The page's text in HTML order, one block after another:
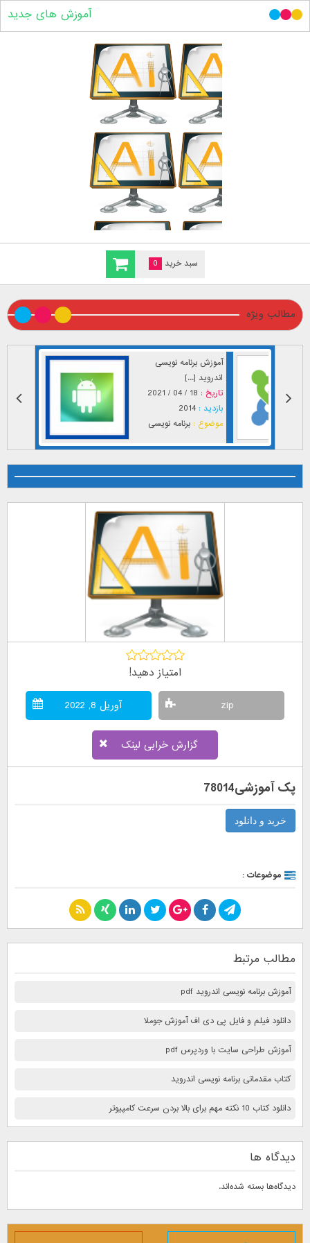
سبد خرید 0
آموزش های جدید
مطالب ویژه
آموزش برنامه نویسی
اندروید [...]
تاریخ : 18 / 04 / 2021
بازدید : 2014
موضوع : برنامه نویسی
امتیاز دهید!
zip آوریل 8, 2022
گزارش خرابی لینک
پک آموزشی78014
خرید و دانلود
موضوعات :
مطالب مرتبط
آموزش برنامه نویسی اندروید pdf
دانلود فیلم و فایل پی دی اف آموزش جوملا
آموزش طراحی سایت با وردپرس pdf
کتاب مقدماتی برنامه نویسی اندروید
دانلود کتاب 10 نكته مهم برای بالا بردن سرعت كامپيوتر
دیدگاه ها
دیدگاه‌ها بسته شده‌اند.